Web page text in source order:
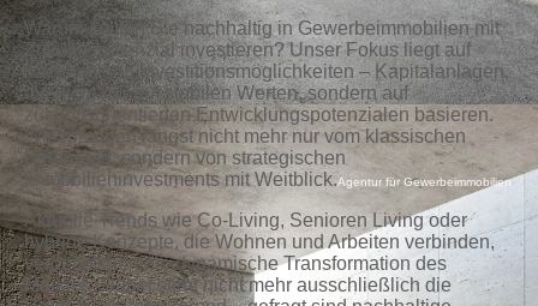
Warum sollten Sie nachhaltig in Gewerbeimmobilien mit
Zukunftspotenzial investieren?Unser Fokus liegt auf
nachhaltigen Investitionsmöglichkeiten – Kapitalanlagen,
die nicht nur auf stabilen Werten, sondern auf
zukunftsorientierten Entwicklungspotenzialen basieren.
Wir sprechen längst nicht mehr nur vom klassischen
Betongold, sondern von strategischen
Immobilieninvestments mit Weitblick.Agentur für Gewerbeimmobilien
Aktuelle Trends wie Co-Living, Senioren Living oder
hybride Konzepte, die Wohnen und Arbeiten verbinden,
verdeutlichen die dynamische Transformation des
Marktes. Dabei steht nicht mehr ausschließlich die